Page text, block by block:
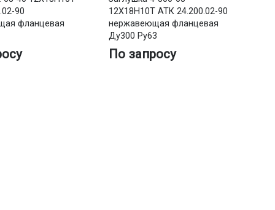
90
фланцевая
12Х18Н10Т АТК 24.200.02-90
нержавеющая фланцевая
Ду300 Ру63
По запросу